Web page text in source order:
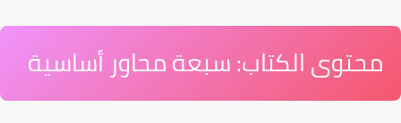
محتوى الكتاب: سبعة محاور أساسية